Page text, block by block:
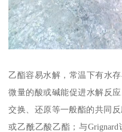
乙酯容易水解，常温下有水
微量的酸或碱能促进水解反
交换、还原等一般酯的共同
或乙酰乙酸乙酯；与